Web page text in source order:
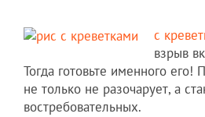
с
взрыв
Тогда готовьте именного его!
не только не разочарует, а
востребовательных.